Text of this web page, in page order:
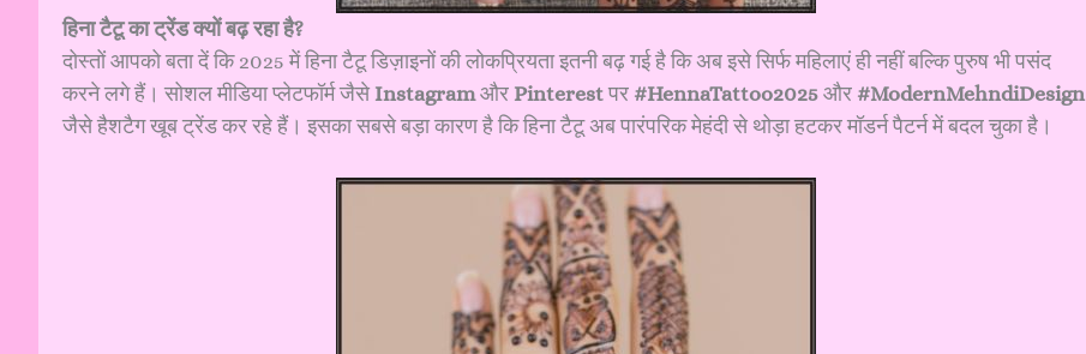
हिना टैटू का ट्रेंड क्यों बढ़ रहा है?
दोस्तों आपको बता दें कि 2025 में हिना टैटू डिज़ाइनों की लोकप्रियता इतनी बढ़ गई है कि अब इसे सिर्फ महिलाएं ही नहीं बल्कि पुरुष भी पसंद
करने लगे हैं। सोशल मीडिया प्लेटफॉर्म जैसे Instagramऔर Pinterestपर #HennaTattoo2025 और #ModernMehndiDesign
जैसे हैशटैग खूब ट्रेंड कर रहे हैं। इसका सबसे बड़ा कारण है कि हिना टैटू अब पारंपरिक मेहंदी से थोड़ा हटकर मॉडर्न पैटर्न में बदल चुका है।